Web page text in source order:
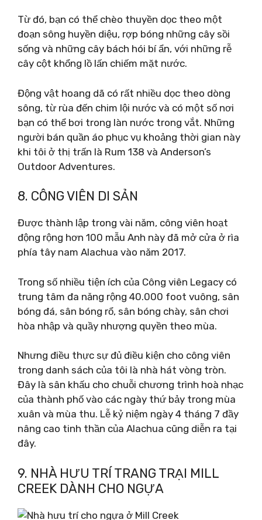
Từ đó, bạn có thể chèo thuyền dọc theo một
đoạn sông huyền diệu, rợp bóng những cây sồi
sống và những cây bách hói bí ẩn, với những rễ
cây cột khổng lồ lấn chiếm mặt nước.
Động vật hoang dã có rất nhiều dọc theo dòng
sông, từ rùa đến chim lội nước và có một số nơi
bạn có thể bơi trong làn nước trong vắt. Những
người bán quần áo phục vụ khoảng thời gian này
khi tôi ở thị trấn là Rum 138 và Anderson’s
Outdoor Adventures.
8. CÔNG VIÊN DI SẢN
Được thành lập trong vài năm, công viên hoạt
động rộng hơn 100 mẫu Anh này đã mở cửa ở rìa
phía tây nam Alachua vào năm 2017.
Trong số nhiều tiện ích của Công viên Legacy có
trung tâm đa năng rộng 40.000 foot vuông, sân
bóng đá, sân bóng rổ, sân bóng chày, sân chơi
hòa nhập và quầy nhượng quyền theo mùa.
Nhưng điều thực sự đủ điều kiện cho công viên
trong danh sách của tôi là nhà hát vòng tròn.
Đây là sân khấu cho chuỗi chương trình hoà nhạc
của thành phố vào các ngày thứ bảy trong mùa
xuân và mùa thu. Lễ kỷ niệm ngày 4 tháng 7 đầy
nâng cao tinh thần của Alachua cũng diễn ra tại
đây.
9. NHÀ HƯU TRÍ TRANG TRẠI MILL
CREEK DÀNH CHO NGỰA